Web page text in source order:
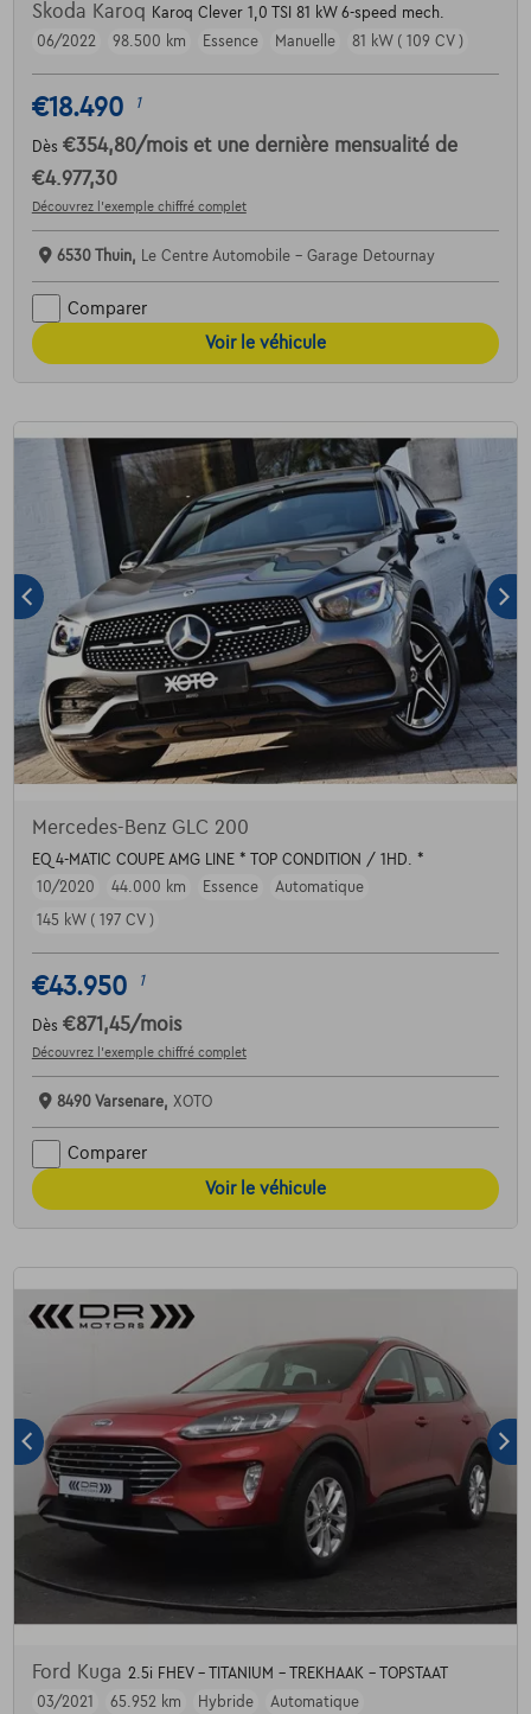
Skoda Karoq Karoq Clever 1,0 TSI 81 kW 6-speed mech.
06/2022
98.500 km Essence Manuelle 81 kW ( 109 CV )
€18.490 1
Dès €354,80/mois et une dernière mensualité de
€4.977,30
Découvrez l’exemple chiffré complet
6530 Thuin, Le Centre Automobile - Garage Detournay
Comparer
Voir le véhicule
Mercedes-Benz GLC 200
EQ 4-MATIC COUPE AMG LINE * TOP CONDITION / 1HD. *
10/2020
44.000 km Essence
Automatique
145 kW ( 197 CV )
€43.950 1
Dès €871,45/mois
Découvrez l’exemple chiffré complet
8490 Varsenare, XOTO
Comparer
Voir le véhicule
Ford Kuga 2.5i FHEV - TITANIUM - TREKHAAK - TOPSTAAT
03/2021
65.952 km Hybride Automatique